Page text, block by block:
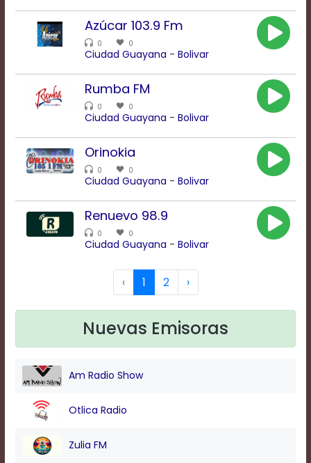
Background
Transparency
Window
Transparency
Style
Defaults
Azúcar 103.9 Fm
0 0
Ciudad Guayana - Bolivar
Rumba FM
0 0
Ciudad Guayana - Bolivar
Orinokia
0 0
Ciudad Guayana - Bolivar
Renuevo 98.9
0 0
Ciudad Guayana - Bolivar
‹ 1 2 ›
Nuevas Emisoras
Am Radio Show
Otlica Radio
Zulia FM